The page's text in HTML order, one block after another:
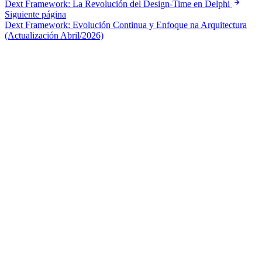
Dext Framework: La Revolución del Design-Time en Delphi
Siguiente página
Dext Framework: Evolución Continua y Enfoque na Arquitectura
(Actualización Abril/2026)